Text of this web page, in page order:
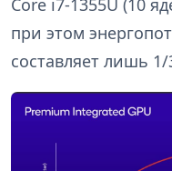
Core i7-1355U (10
при этом
составляет лишь